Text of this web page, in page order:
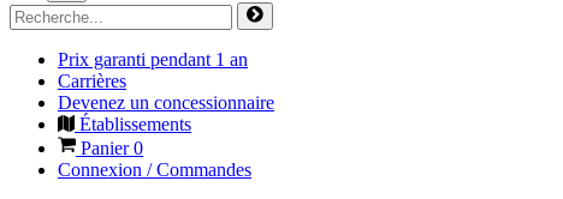
Prix garanti pendant 1 an
Carrières
Devenez un concessionnaire
Établissements
Panier0
Connexion / Commandes